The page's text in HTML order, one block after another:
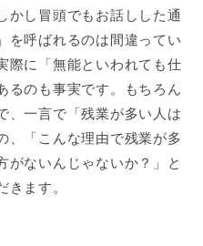
かし冒頭でもお話しした通
を呼ばれるのは間違ってい
際に「無能といわれても仕
るのも事実です。もちろん
、一言で「残業が多い人は
、「こんな理由で残業が多
がないんじゃないか？」と
きます。